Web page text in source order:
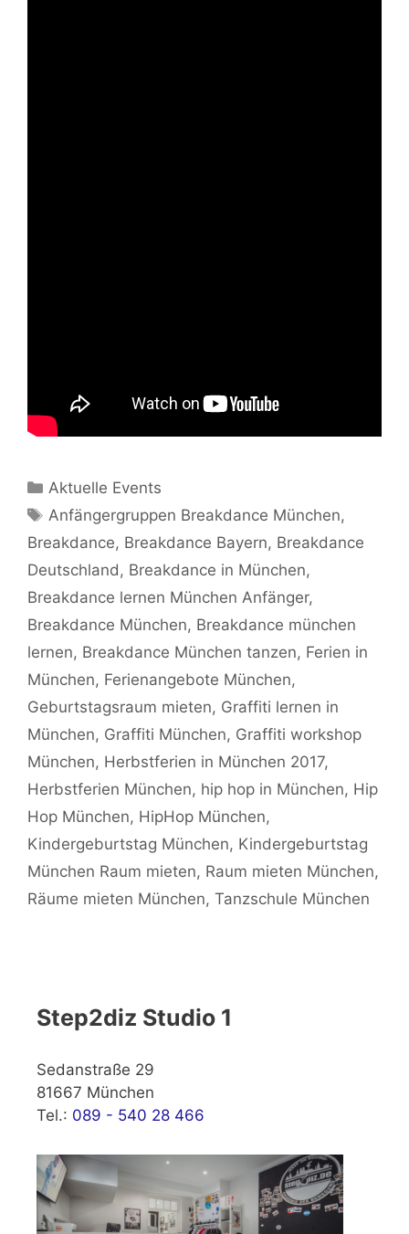
Kategorien
Aktuelle Events
Schlagwörter
Anfängergruppen Breakdance München,
Breakdance, Breakdance Bayern, Breakdance
Deutschland , Breakdance in München,
Breakdance lernen München Anfänger,
Breakdance München, Breakdance münchen
lernen, Breakdance München tanzen, Ferien in
München, Ferienangebote München,
Geburtstagsraum mieten, Graffiti lernen in
München, Graffiti München, Graffiti workshop
München, Herbstferien in München 2017,
Herbstferien München, hip hop in München, Hip
Hop München, HipHop München,
Kindergeburtstag München, Kindergeburtstag
München Raum mieten, Raum mieten München,
Räume mieten München, Tanzschule München
Step2diz Studio 1
Sedanstraße 29
81667 München
Tel.: 089 - 540 28 466